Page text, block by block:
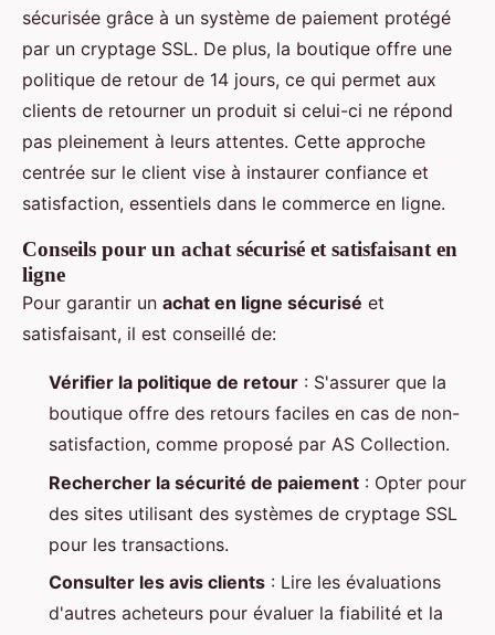
sécurisée grâce à un système de paiement protégé
par un cryptage SSL. De plus, la boutique offre une
politique de retour de 14 jours, ce qui permet aux
clients de retourner un produit si celui-ci ne répond
pas pleinement à leurs attentes. Cette approche
centrée sur le client vise à instaurer confiance et
satisfaction, essentiels dans le commerce en ligne.
Conseils pour un achat sécurisé et satisfaisant en
ligne
Pour garantir un achat en ligne sécurisé et
satisfaisant, il est conseillé de:
Vérifier la politique de retour : S'assurer que la
boutique offre des retours faciles en cas de non-
satisfaction, comme proposé par AS Collection.
Rechercher la sécurité de paiement : Opter pour
des sites utilisant des systèmes de cryptage SSL
pour les transactions.
Consulter les avis clients : Lire les évaluations
d'autres acheteurs pour évaluer la fiabilité et la